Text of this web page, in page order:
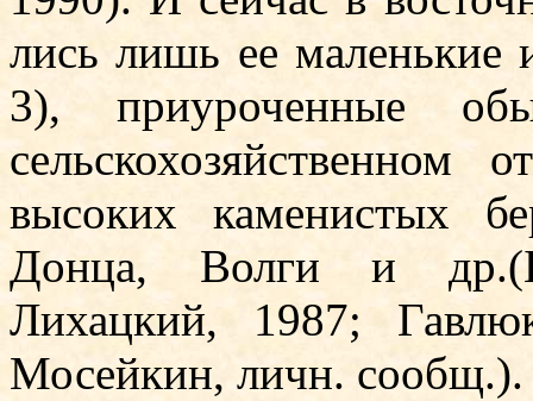
лись лишь ее маленькие
3), приуроченные
сельскохозяйственном
высоких каменистых
Донца, Волги и
Лихацкий, 1987;
Мосейкин, личн. сообщ.).